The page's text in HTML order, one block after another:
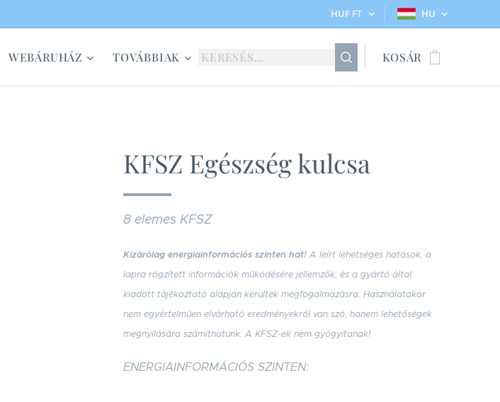
HUF FT HU
WEBÁRUHÁZ TOVÁBBIAK KOSÁR
KFSZ Egészség kulcsa
8 elemes KFSZ
Kizárólag energiainformációs szinten hat! A leírt lehetséges hatások, a
lapra rögzített információk működésére jellemzők, és a gyártó által
kiadott tájékoztató alapján kerültek megfogalmazásra. Használatakor
nem egyértelműen elvárható eredményekről van szó, hanem lehetőségek
megnyílására számíthatunk. A KFSZ-ek nem gyógyítanak!
ENERGIAINFORMÁCIÓS SZINTEN: